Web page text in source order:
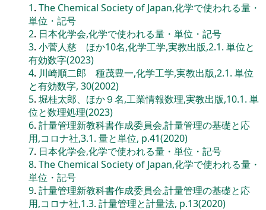
1. The Chemical Society of Japan,化学で使われる量・
単位・記号
2. 日本化学会,化学で使われる量・単位・記号
3. 小菅人慈 ほか10名,化学工学,実教出版,2.1. 単位と
有効数字(2023)
4. 川崎順二郎 種茂豊一,化学工学,実教出版,2.1. 単位
と有効数字, 30(2002)
5. 堀桂太郎、ほか９名,工業情報数理,実教出版,10.1. 単
位と数理処理(2023)
6. 計量管理新教科書作成委員会,計量管理の基礎と応
用,コロナ社,3.1. 量と単位, p.41(2020)
7. 日本化学会,化学で使われる量・単位・記号
8. The Chemical Society of Japan,化学で使われる量・
単位・記号
9. 計量管理新教科書作成委員会,計量管理の基礎と応
用,コロナ社,1.3. 計量管理と計量法, p.13(2020)